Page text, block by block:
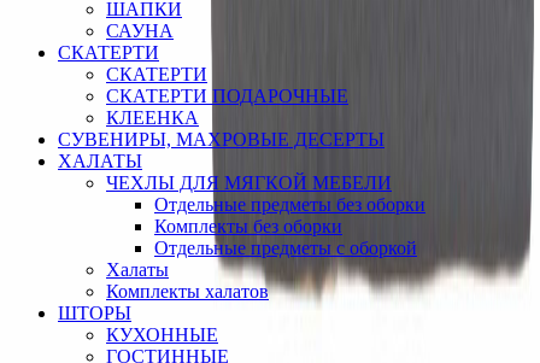
ШАПКИ
САУНА
СКАТЕРТИ
СКАТЕРТИ
СКАТЕРТИ ПОДАРОЧНЫЕ
КЛЕЕНКА
СУВЕНИРЫ, МАХРОВЫЕ ДЕСЕРТЫ
ХАЛАТЫ
ЧЕХЛЫ ДЛЯ МЯГКОЙ МЕБЕЛИ
Отдельные предметы без оборки
Комплекты без оборки
Отдельные предметы с оборкой
Халаты
Комплекты халатов
ШТОРЫ
КУХОННЫЕ
ГОСТИННЫЕ